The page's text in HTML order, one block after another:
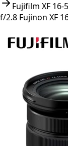
Fujifilm XF 16-
f/2.8 Fujinon XF